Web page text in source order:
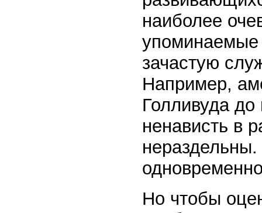
наиболее
упоминаемые
зачастую
Например,
Голливуда
ненависть в
Но чтобы